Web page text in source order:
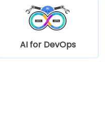
AI for DevOps